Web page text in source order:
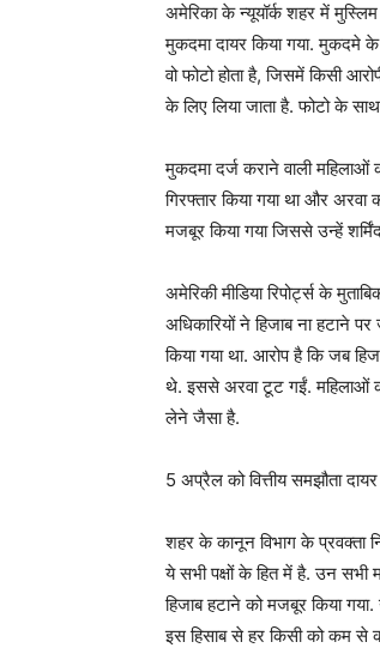
अमेरिका के न्यूयॉर्क शहर में
मुकदमा दायर किया गया. मुकदमे
वो फोटो होता है, जिसमें किसी
के लिए लिया जाता है. फोटो के
मुकदमा दर्ज कराने वाली
गिरफ्तार किया गया था और
मजबूर किया गया जिससे उन्हें
अमेरिकी मीडिया रिपोर्ट्स के
अधिकारियों ने हिजाब ना हटाने
किया गया था. आरोप है कि जब
थे. इससे अरवा टूट गईं. महिलाओं
लेने जैसा है.
5 अप्रैल को वित्तीय समझौता
शहर के कानून विभाग के प्रवक्ता
ये सभी पक्षों के हित में है. उन
हिजाब हटाने को मजबूर किया
इस हिसाब से हर किसी को कम से